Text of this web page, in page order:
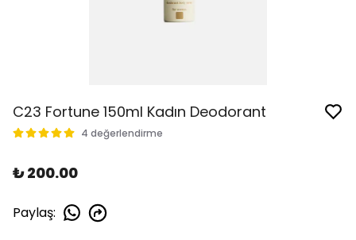
C23 Fortune 150ml Kadın Deodorant
4 değerlendirme
₺ 200.00
Paylaş: